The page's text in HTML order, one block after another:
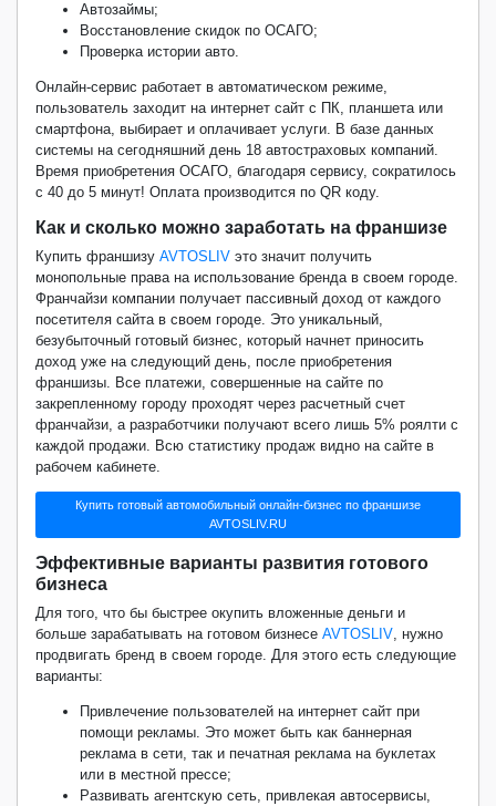
Автозаймы;
Восстановление скидок по ОСАГО;
Проверка истории авто.
Онлайн-сервис работает в автоматическом режиме,
пользователь заходит на интернет сайт с ПК, планшета или
смартфона, выбирает и оплачивает услуги. В базе данных
системы на сегодняшний день 18 автостраховых компаний.
Время приобретения ОСАГО, благодаря сервису, сократилось
с 40 до 5 минут! Оплата производится поQR коду.
Как и сколько можно заработать на франшизе
Купить франшизуAVTOSLIV это значит получить
монопольные права на использование бренда в своем городе.
Франчайзи компании получает пассивный доход от каждого
посетителя сайта в своем городе. Это уникальный,
безубыточный готовый бизнес, который начнет приносить
доход уже на следующий день, после приобретения
франшизы. Все платежи, совершенные на сайте по
закрепленному городу проходят через расчетный счет
франчайзи, а разработчики получают всего лишь 5% роялти с
каждой продажи. Всю статистику продаж видно на сайте в
рабочем кабинете.
Купить готовый автомобильный онлайн-бизнес по франшизе
AVTOSLIV.RU
Эффективные варианты развития готового
бизнеса
Для того, что бы быстрее окупить вложенные деньги и
больше зарабатывать на готовом бизнесеAVTOSLIV , нужно
продвигать бренд в своем городе. Для этого есть следующие
варианты:
Привлечение пользователей на интернет сайт при
помощи рекламы. Это может быть как баннерная
реклама в сети, так и печатная реклама на буклетах
или в местной прессе;
Развивать агентскую сеть, привлекая автосервисы,